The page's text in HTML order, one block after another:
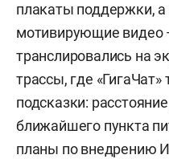
плакаты поддержки,
мотивирующие видео
транслировались на
трассы, где
подсказки:
ближайшего пункта
планы по внедрению